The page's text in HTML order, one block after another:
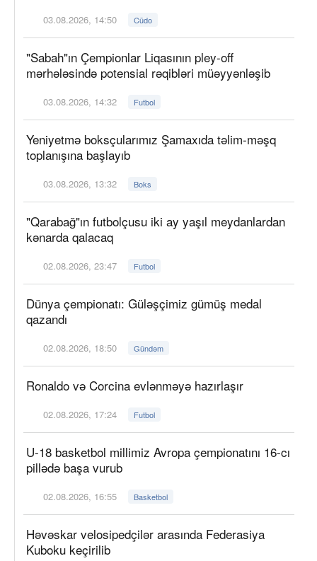
03.08.2026, 14:50 Cüdo
"Sabah"ın Çempionlar Liqasının pley-off
mərhələsində potensial rəqibləri müəyyənləşib
03.08.2026, 14:32 Futbol
Yeniyetmə boksçularımız Şamaxıda təlim-məşq
toplanışına başlayıb
03.08.2026, 13:32 Boks
"Qarabağ"ın futbolçusu iki ay yaşıl meydanlardan
kənarda qalacaq
02.08.2026, 23:47 Futbol
Dünya çempionatı: Güləşçimiz gümüş medal
qazandı
02.08.2026, 18:50 Gündəm
Ronaldo və Corcina evlənməyə hazırlaşır
02.08.2026, 17:24 Futbol
U-18 basketbol millimiz Avropa çempionatını 16-cı
pillədə başa vurub
02.08.2026, 16:55 Basketbol
Həvəskar velosipedçilər arasında Federasiya
Kuboku keçirilib